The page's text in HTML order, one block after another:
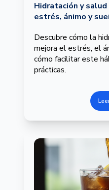
Hidratación y
estrés, ánimo y
Descubre cómo la
mejora el estrés, el
cómo facilitar este
prácticas.